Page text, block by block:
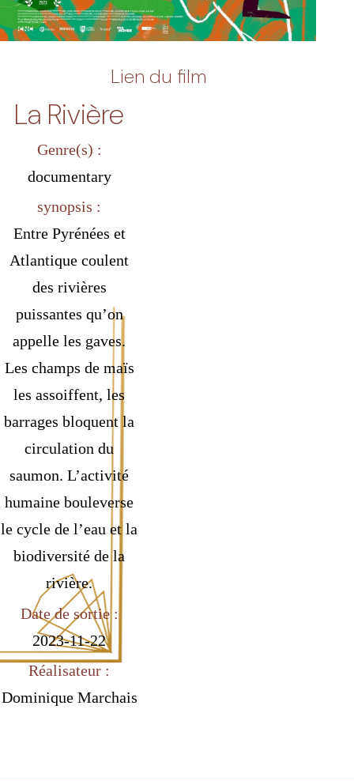
Lien du film
La Rivière
Genre(s) :
documentary
synopsis :
Entre Pyrénées et
Atlantique coulent
des rivières
puissantes qu’on
appelle les gaves.
Les champs de maïs
les assoiffent, les
barrages bloquent la
circulation du
saumon. L’activité
humaine bouleverse
le cycle de l’eau et la
biodiversité de la
rivière.
Date de sortie :
2023-11-22
Réalisateur :
Dominique Marchais